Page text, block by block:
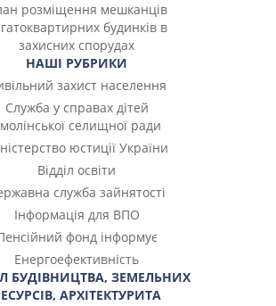
розміщення мешканців
будинків в
захисних спорудах
НАШІ РУБРИКИ
захист населення
Служба у справах дітей
селищної ради
юстиції України
Відділ освіти
служба зайнятості
Інформація для ВПО
фонд інформує
Енергоефективність
БУДІВНИЦТВА, ЗЕМЕЛЬНИХ
АРХІТЕКТУРИТА